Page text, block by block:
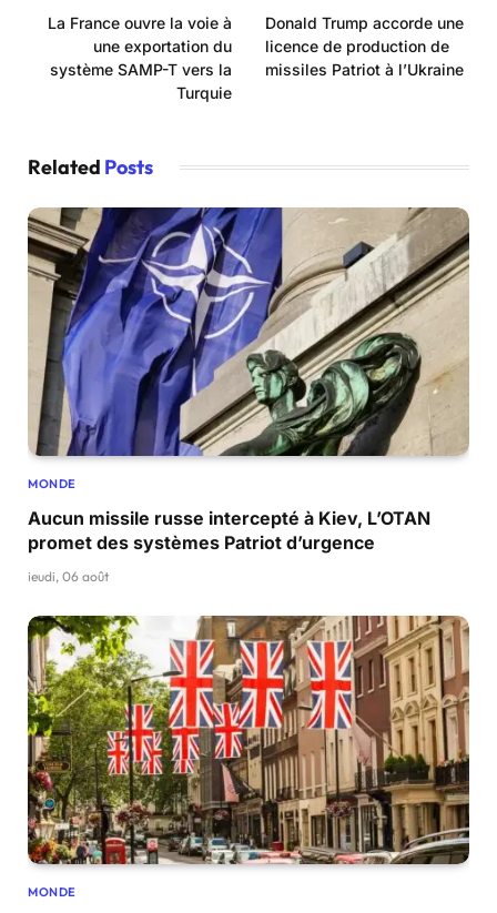
La France ouvre la voie à
une exportation du
système SAMP-T vers la
Turquie
Donald Trump accorde une
licence de production de
missiles Patriot à l’Ukraine
Related Posts
MONDE
Aucun missile russe intercepté à Kiev, L’OTAN
promet des systèmes Patriot d’urgence
jeudi, 06 août
MONDE